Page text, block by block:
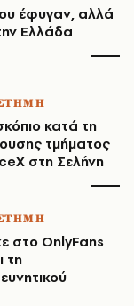
έφυγαν, αλλά
Ελλάδα
κατά τη
τμήματος
στη Σελήνη
στο OnlyFans
τη